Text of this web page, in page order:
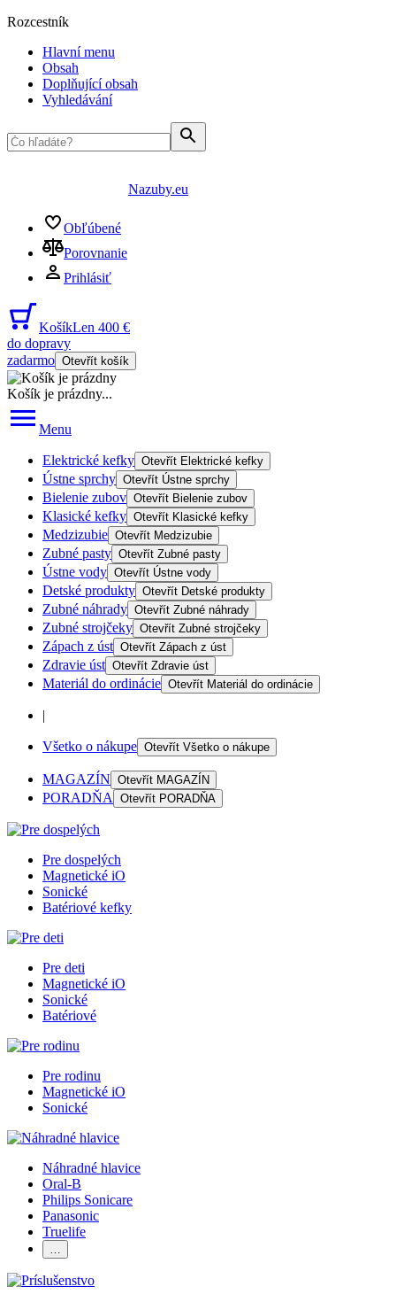
Rozcestník
Hlavní menu
Obsah
Doplňující obsah
Vyhledávání
Nazuby.eu
Obľúbené
Porovnanie
Prihlásiť
KošíkLen 400 €
do dopravy
zadarmo Otevřít košík
Košík je prázdny...
Menu
Elektrické kefky Otevřít Elektrické kefky
Ústne sprchy Otevřít Ústne sprchy
Bielenie zubov Otevřít Bielenie zubov
Klasické kefky Otevřít Klasické kefky
Medzizubie Otevřít Medzizubie
Zubné pasty Otevřít Zubné pasty
Ústne vody Otevřít Ústne vody
Detské produkty Otevřít Detské produkty
Zubné náhrady Otevřít Zubné náhrady
Zubné strojčeky Otevřít Zubné strojčeky
Zápach z úst Otevřít Zápach z úst
Zdravie úst Otevřít Zdravie úst
Materiál do ordinácie Otevřít Materiál do ordinácie
|
Všetko o nákupe Otevřít Všetko o nákupe
MAGAZÍN Otevřít MAGAZÍN
PORADŇA Otevřít PORADŇA
Pre dospelých
Magnetické iO
Sonické
Batériové kefky
Pre deti
Magnetické iO
Sonické
Batériové
Pre rodinu
Magnetické iO
Sonické
Náhradné hlavice
Oral-B
Philips Sonicare
Panasonic
Truelife
…